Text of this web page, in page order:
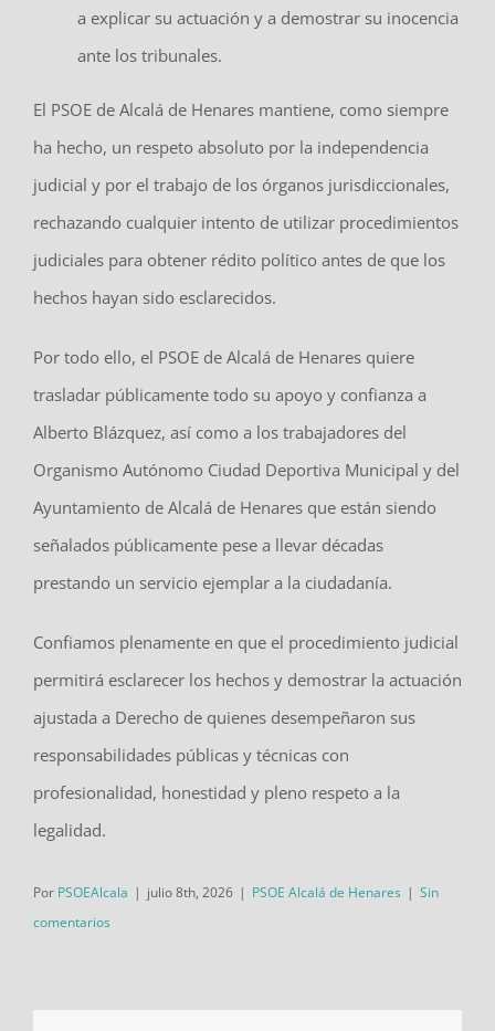
a explicar su actuación y a demostrar su inocencia
ante los tribunales.
El PSOE de Alcalá de Henares mantiene, como siempre
ha hecho, un respeto absoluto por la independencia
judicial y por el trabajo de los órganos jurisdiccionales,
rechazando cualquier intento de utilizar procedimientos
judiciales para obtener rédito político antes de que los
hechos hayan sido esclarecidos.
Por todo ello, el PSOE de Alcalá de Henares quiere
trasladar públicamente todo su apoyo y confianza a
Alberto Blázquez, así como a los trabajadores del
Organismo Autónomo Ciudad Deportiva Municipal y del
Ayuntamiento de Alcalá de Henares que están siendo
señalados públicamente pese a llevar décadas
prestando un servicio ejemplar a la ciudadanía.
Confiamos plenamente en que el procedimiento judicial
permitirá esclarecer los hechos y demostrar la actuación
ajustada a Derecho de quienes desempeñaron sus
responsabilidades públicas y técnicas con
profesionalidad, honestidad y pleno respeto a la
legalidad.
Por PSOEAlcala | julio 8th, 2026 | PSOE Alcalá de Henares | Sin
comentarios